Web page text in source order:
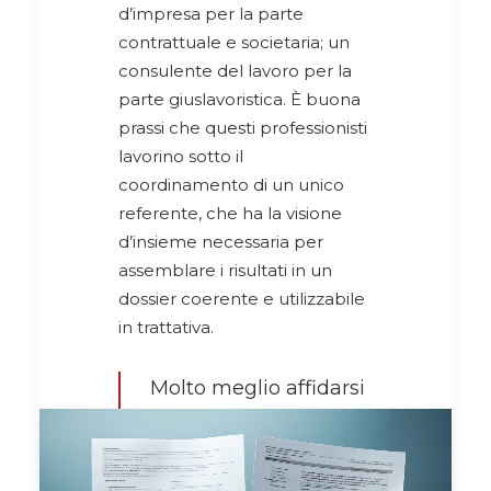
d’impresa per la parte
contrattuale e societaria; un
consulente del lavoro per la
parte giuslavoristica. È buona
prassi che questi professionisti
lavorino sotto il
coordinamento di un unico
referente, che ha la visione
d’insieme necessaria per
assemblare i risultati in un
dossier coerente e utilizzabile
in trattativa.
Molto meglio affidarsi
ampiamente